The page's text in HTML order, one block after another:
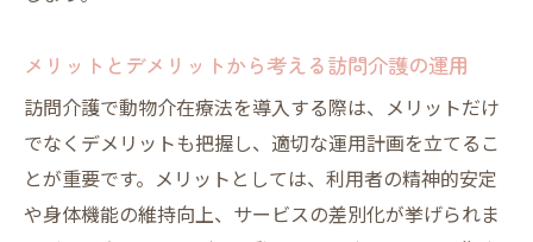
メリットとデメリットから考える訪問介護の運用
訪問介護で動物介在療法を導入する際は、メリットだけ
でなくデメリットも把握し、適切な運用計画を立てるこ
とが重要です。メリットとしては、利用者の精神的安定
や身体機能の維持向上、サービスの差別化が挙げられま